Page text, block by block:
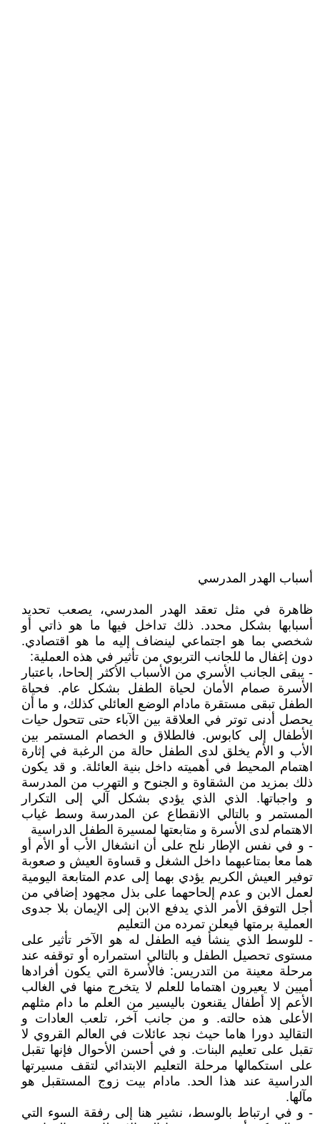
أسباب الهدر المدرسي
ظاهرة في مثل تعقد الهدر المدرسي، يصعب تحديد
أسبابها بشكل محدد. ذلك تداخل فيها ما هو ذاتي أو
شخصي بما هو اجتماعي لينضاف إليه ما هو اقتصادي.
دون إغفال ما للجانب التربوي من تأثير في هذه العملية:
- يبقى الجانب الأسري من الأسباب الأكثر إلحاحا، باعتبار
الأسرة صمام الأمان لحياة الطفل بشكل عام. فحياة
الطفل تبقى مستقرة مادام الوضع العائلي كذلك، و ما أن
يحصل أدنى توتر في العلاقة بين الآباء حتى تتحول حيات
الأطفال إلى كابوس. فالطلاق و الخصام المستمر بين
الأب و الأم يخلق لدى الطفل حالة من الرغبة في إثارة
اهتمام المحيط في أهميته داخل بنية العائلة. و قد يكون
ذلك بمزيد من الشقاوة و الجنوح و التهرب من المدرسة
و واجباتها. الذي الذي يؤدي بشكل آلي إلى التكرار
المستمر و بالتالي الانقطاع عن المدرسة وسط غياب
الاهتمام لدى الأسرة و متابعتها لمسيرة الطفل الدراسية
- و في نفس الإطار نلح على أن انشغال الأب أو الأم أو
هما معا بمتاعبهما داخل الشغل و قساوة العيش و صعوبة
توفير العيش الكريم يؤدي بهما إلى عدم المتابعة اليومية
لعمل الابن و عدم إلحاحهما على بذل مجهود إضافي من
أجل التوفق الأمر الذي يدفع الابن إلى الإيمان بلا جدوى
العملية برمتها فيعلن تمرده من التعليم
- للوسط الذي ينشأ فيه الطفل له هو الآخر تأثير على
مستوى تحصيل الطفل و بالتالي استمراره أو توقفه عند
مرحلة معينة من التدريس: فالأسرة التي يكون أفرادها
أميين لا يعيرون اهتماما للعلم لا يتخرج منها في الغالب
الأعم إلا أطفال يقنعون باليسير من العلم ما دام مثلهم
الأعلى هذه حالته. و من جانب آخر، تلعب العادات و
التقاليد دورا هاما حيث نجد عائلات في العالم القروي لا
تقبل على تعليم البنات. و في أحسن الأحوال فإنها تقبل
على استكمالها مرحلة التعليم الابتدائي لتقف مسيرتها
الدراسية عند هذا الحد. مادام بيت زوج المستقبل هو
مآلها.
- و في ارتباط بالوسط، نشير هنا إلى رفقة السوء التي